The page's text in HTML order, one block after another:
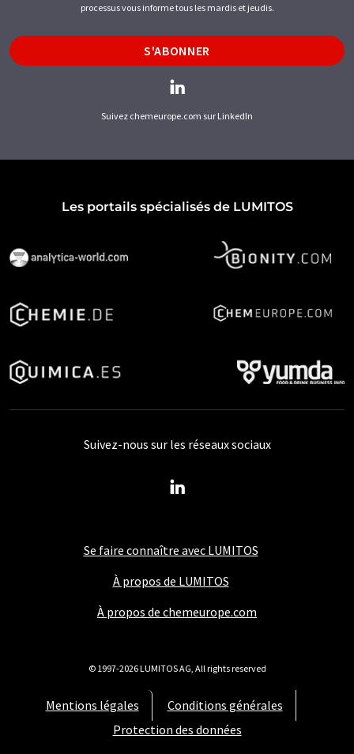
processus vous informe tous les mardis et jeudis.
S'ABONNER
Suivez chemeurope.com sur LinkedIn
Les portails spécialisés de LUMITOS
Se faire connaître avec LUMITOS
À propos de LUMITOS
À propos de chemeurope.com
Mentions légales
Conditions générales
Protection des données
Suivez-nous sur les réseaux sociaux
© 1997-2026 LUMITOS AG, All rights reserved